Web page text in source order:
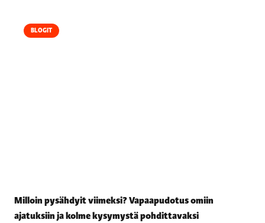
BLOGIT
Milloin pysähdyit viimeksi? Vapaapudotus omiin
ajatuksiin ja kolme kysymystä pohdittavaksi